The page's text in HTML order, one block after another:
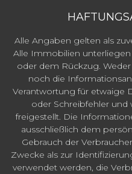
Alle Angaben gelten als
Alle Immobilien
oder dem Rückzug.
noch die
Verantwortung für etwaige
oder Schreibfehler
freigestellt. Die
ausschließlich dem
Gebrauch der
Zwecke als zur
verwendet werden, die